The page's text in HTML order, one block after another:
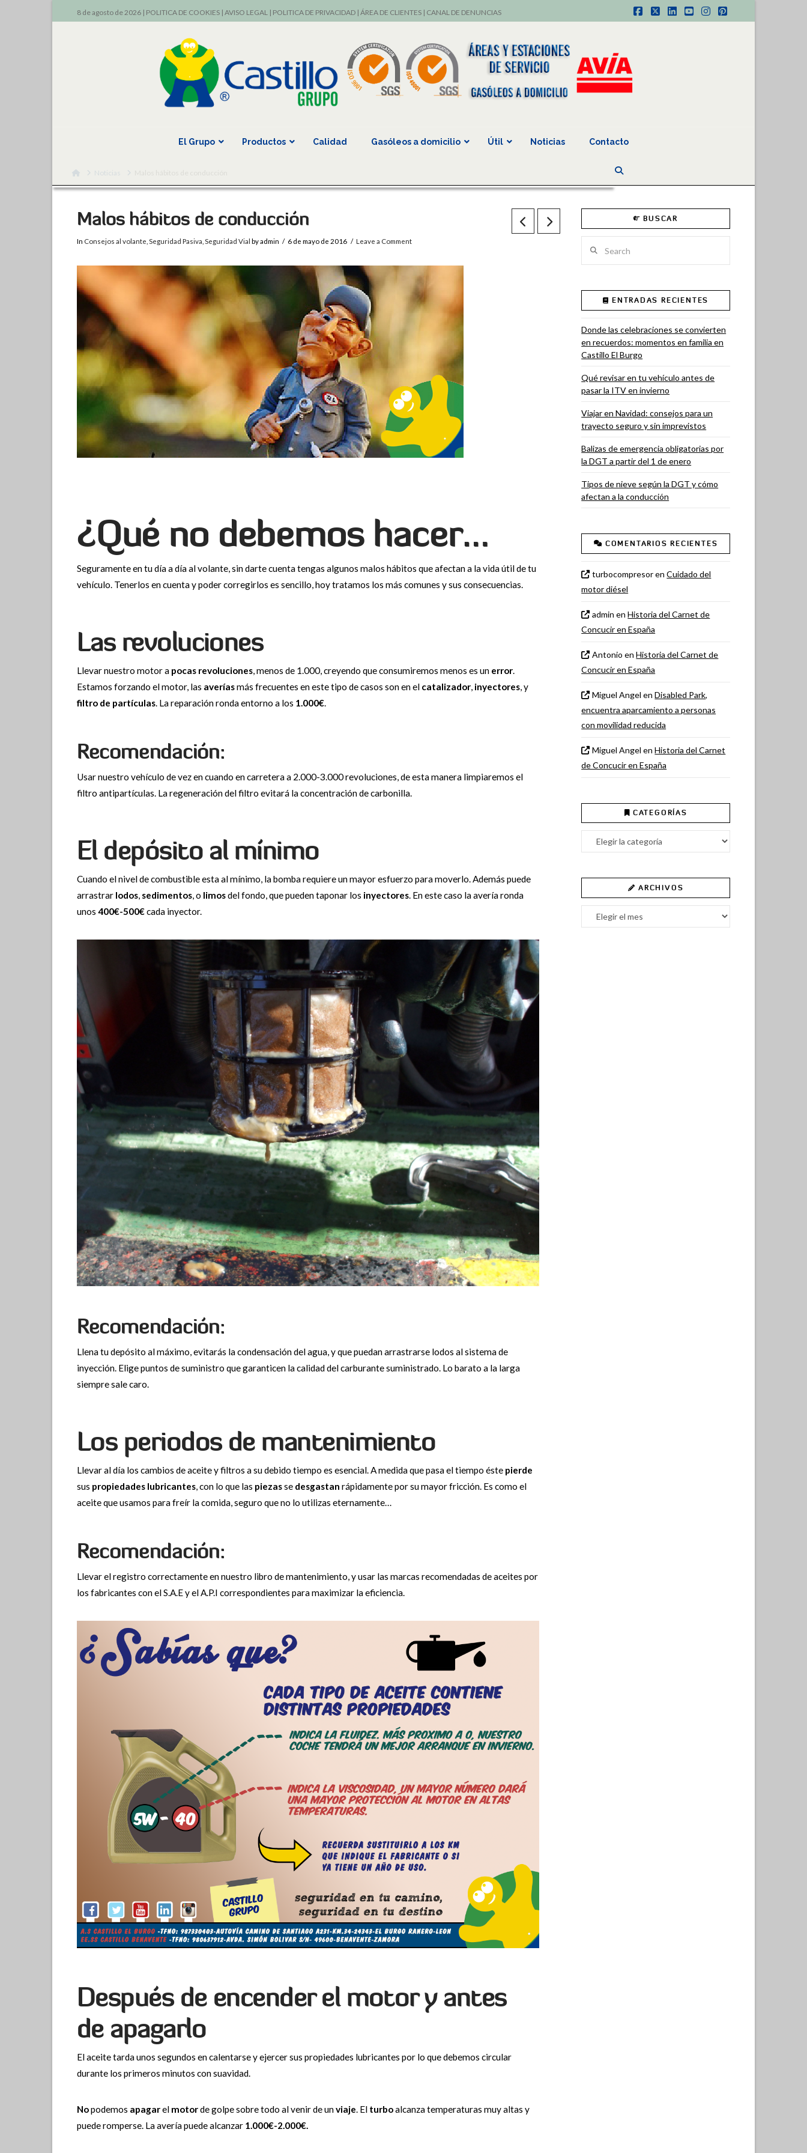
8 de agosto de 2026 | POLITICA DE COOKIES| AVISO LEGAL| POLITICA DE PRIVACIDAD| ÁREA DE CLIENTES| CANAL DE DENUNCIAS
Facebook
X LinkedIn
YouTube
Instagram
Pinterest
El Grupo Productos Calidad Gasóleos a domicilio Útil Noticias Contacto
HomeNoticias
Malos hábitos de conducción
In Consejos al volante Seguridad Pasiva Seguridad Vial by admin 6 de mayo de 2016 Leave a Comment
¿Qué no debemos hacer…
Seguramente en tu día a día al volante, sin darte cuenta tengas algunos malos hábitos que afectan a la vida útil de tu
vehículo. Tenerlos en cuenta y poder corregirlos es sencillo, hoy tratamos los más comunes y sus consecuencias.
Las revoluciones
Llevar nuestro motor a pocas revoluciones, menos de 1.000, creyendo que consumiremos menos es un error.
Estamos forzando el motor, las averíasmás frecuentes en este tipo de casos son en el catalizador, inyectores, y
filtro de partículas. La reparación ronda entorno a los 1.000€.
Recomendación:
Usar nuestro vehículo de vez en cuando en carretera a 2.000-3.000 revoluciones, de esta manera limpiaremos el
filtro antipartículas. La regeneración del filtro evitará la concentración de carbonilla.
El depósito al mínimo
Cuando el nivel de combustible esta al mínimo, la bomba requiere un mayor esfuerzo para moverlo. Además puede
arrastrar lodos, sedimentos, o limosdel fondo, que pueden taponar los inyectores. En este caso la avería ronda
unos 400€-500€cada inyector.
Recomendación:
Llena tu depósito al máximo, evitarás la condensación del agua, y que puedan arrastrarse lodos al sistema de
inyección. Elige puntos de suministro que garanticen la calidad del carburante suministrado. Lo barato a la larga
siempre sale caro.
Los periodos de mantenimiento
Llevar al día los cambios de aceite y filtros a su debido tiempo es esencial. A medida que pasa el tiempo éste pierde
sus propiedades lubricantes, con lo que las piezasse desgastan rápidamente por su mayor fricción. Es como el
aceite que usamos para freír la comida, seguro que no lo utilizas eternamente…
Recomendación:
Llevar el registro correctamente en nuestro libro de mantenimiento, y usar las marcas recomendadas de aceites por
los fabricantes con el S.A.E y el A.P.I correspondientes para maximizar la eficiencia.
Después de encender el motor y antes
de apagarlo
El aceite tarda unos segundos en calentarse y ejercer sus propiedades lubricantes por lo que debemos circular
durante los primeros minutos con suavidad.
Nopodemos apagarel motorde golpe sobre todo al venir de unviaje. El turboalcanza temperaturas muy altas y
puede romperse. La avería puede alcanzar 1.000€-2.000€.
BUSCAR
ENTRADAS RECIENTES
Donde las celebraciones se convierten
en recuerdos: momentos en familia en
Castillo El Burgo
Qué revisar en tu vehículo antes de
pasar la ITV en invierno
Viajar en Navidad: consejos para un
trayecto seguro y sin imprevistos
Balizas de emergencia obligatorias por
la DGT a partir del 1 de enero
Tipos de nieve según la DGT y cómo
afectan a la conducción
COMENTARIOS RECIENTES
turbocompresorenCuidado del
motor diésel
admin enHistoria del Carnet de
Concucir en España
Antonio enHistoria del Carnet de
Concucir en España
Miguel Angel enDisabled Park,
encuentra aparcamiento a personas
con movilidad reducida
Miguel Angel enHistoria del Carnet
de Concucir en España
CATEGORÍAS
Categorías
ARCHIVOS
Archivos